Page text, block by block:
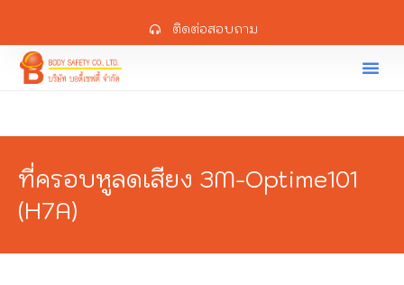
ติดต่อสอบถาม
ที่ครอบหูลดเสียง 3M-Optime101
(H7A)